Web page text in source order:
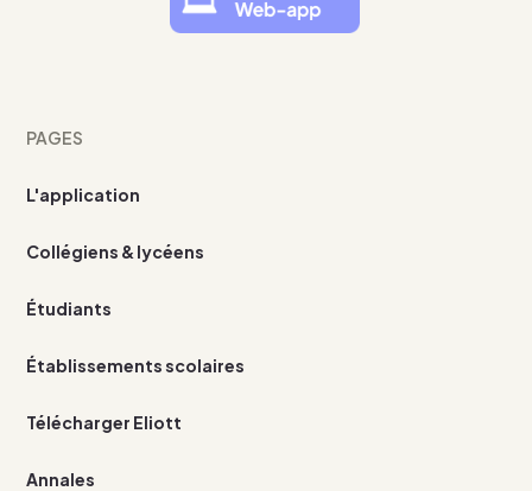
PAGES
L'application
Collégiens & lycéens
Étudiants
Établissements scolaires
Télécharger Eliott
Annales